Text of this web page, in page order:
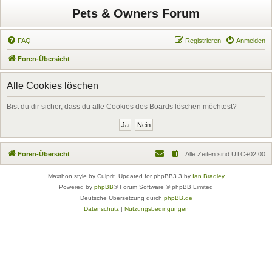
Pets & Owners Forum
FAQ Anmelden
Registrieren
Foren-Übersicht
Alle Cookies löschen
Bist du dir sicher, dass du alle Cookies des Boards löschen möchtest?
Foren-Übersicht Alle Zeiten sind UTC+02:00
Maxthon style by Culprit. Updated for phpBB3.3 by Ian Bradley
Powered by phpBB® Forum Software © phpBB Limited
Deutsche Übersetzung durch phpBB.de
Datenschutz| Nutzungsbedingungen